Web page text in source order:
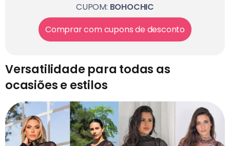
CUPOM: BOHOCHIC
Comprar com cupons de desconto
Versatilidade para todas as
ocasiões e estilos